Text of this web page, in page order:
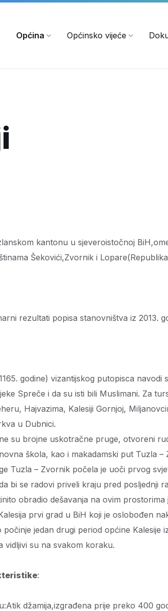
Općina Općinsko vijeće
kantonu u sjeveroistočnoj
Šekovići,Zvornik i
rezultati popisa stanovništva iz 2013.
godine) vizantijskog putopisca navodi
Spreče i da su isti bili Muslimani. Za
Hajvazima, Kalesiji Gornjoj,
u Dubnici.
su brojne uskotračne pruge, otvoreni
škola, kao i makadamski put Tuzla
Tuzla – Zvornik počela je uoči prvog
bi se radovi priveli kraju pred posljednji
obradio dešavanja na ovim prostorima
prvi grad u BiH koji je oslobođen
jedan drugi period općine Kalesije
vidljivi su na svakom koraku.
:
džamija,izgrađena prije preko 400